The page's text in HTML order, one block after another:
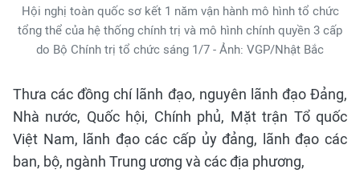
Hội nghị toàn quốc sơ kết 1 năm vận hành mô hình tổ chức
tổng thể của hệ thống chính trị và mô hình chính quyền 3 cấp
do Bộ Chính trị tổ chức sáng 1/7 - Ảnh: VGP/Nhật Bắc
Thưa các đồng chí lãnh đạo, nguyên lãnh đạo Đảng,
Nhà nước, Quốc hội, Chính phủ, Mặt trận Tổ quốc
Việt Nam, lãnh đạo các cấp ủy đảng, lãnh đạo các
ban, bộ, ngành Trung ương và các địa phương,